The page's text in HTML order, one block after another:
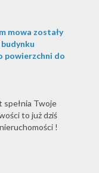
mowa zostały
powierzchni do
spełnia Twoje
to już dziś
!